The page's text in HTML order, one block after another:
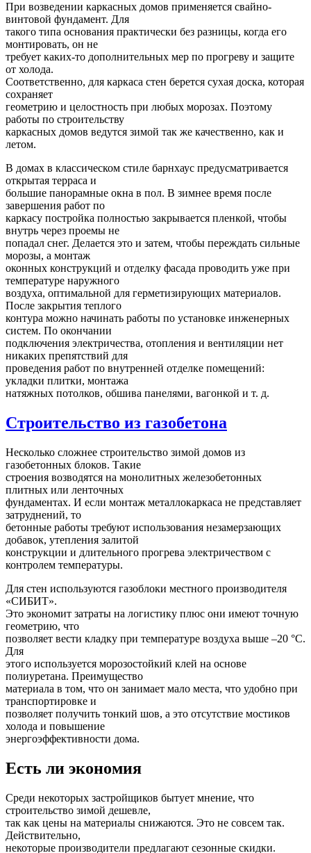
При возведении каркасных домов применяется свайно-
винтовой фундамент. Для
такого типа основания практически без разницы, когда его
монтировать, он не
требует каких-то дополнительных мер по прогреву и защите
от холода.
Соответственно, для каркаса стен берется сухая доска, которая
сохраняет
геометрию и целостность при любых морозах. Поэтому
работы по строительству
каркасных домов ведутся зимой так же качественно, как и
летом.
В домах в классическом стиле барнхаус предусматривается
открытая терраса и
большие панорамные окна в пол. В зимнее время после
завершения работ по
каркасу постройка полностью закрывается пленкой, чтобы
внутрь через проемы не
попадал снег. Делается это и затем, чтобы переждать сильные
морозы, а монтаж
оконных конструкций и отделку фасада проводить уже при
температуре наружного
воздуха, оптимальной для герметизирующих материалов.
После закрытия теплого
контура можно начинать работы по установке инженерных
систем. По окончании
подключения электричества, отопления и вентиляции нет
никаких препятствий для
проведения работ по внутренней отделке помещений:
укладки плитки, монтажа
натяжных потолков, обшива панелями, вагонкой и т. д.
Строительство из газобетона
Несколько сложнее строительство зимой домов из
газобетонных блоков. Такие
строения возводятся на монолитных железобетонных
плитных или ленточных
фундаментах. И если монтаж металлокаркаса не представляет
затруднений, то
бетонные работы требуют использования незамерзающих
добавок, утепления залитой
конструкции и длительного прогрева электричеством с
контролем температуры.
Для стен используются газоблоки местного производителя
«СИБИТ».
Это экономит затраты на логистику плюс они имеют точную
геометрию, что
позволяет вести кладку при температуре воздуха выше –20 °С.
Для
этого используется морозостойкий клей на основе
полиуретана. Преимущество
материала в том, что он занимает мало места, что удобно при
транспортировке и
позволяет получить тонкий шов, а это отсутствие мостиков
холода и повышение
энергоэффективности дома.
Есть ли экономия
Среди некоторых застройщиков бытует мнение, что
строительство зимой дешевле,
так как цены на материалы снижаются. Это не совсем так.
Действительно,
некоторые производители предлагают сезонные скидки.